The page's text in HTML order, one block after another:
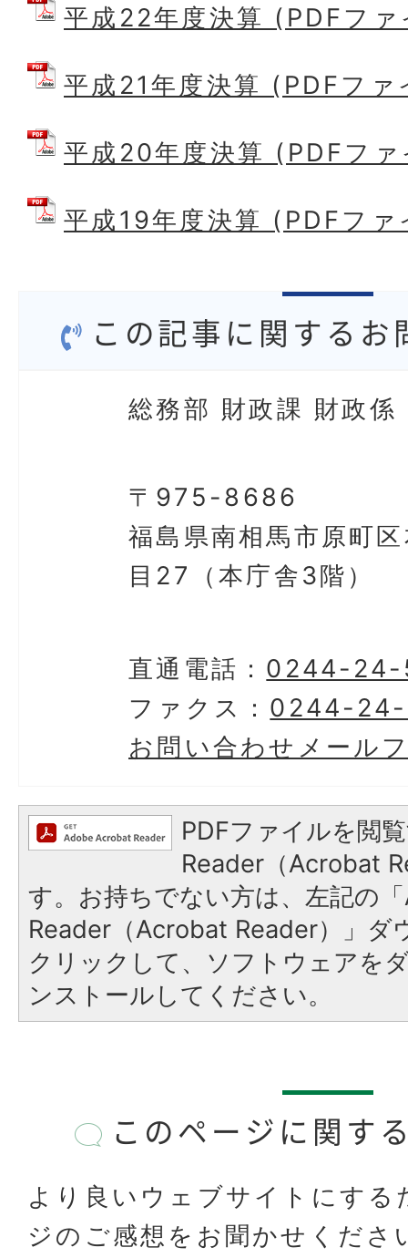
平成22年度決算 (PDFフ
平成21年度決算 (PDFフ
平成20年度決算 (PDFフ
平成19年度決算 (PDFフ
この記事に関するお
総務部 財政課 財政係
〒975-8686
福島県南相馬市原町
目27（本庁舎3階）
直通電話： 0244-
ファクス： 0244-
お問い合わせメール
PDFファイルを閲
Reader（Acrobat
す。お持ちでない方は、左記の
Reader（Acrobat Reader）」ダ
クリックして、ソフトウェアを
ンストールしてください。
このページに関す
より良いウェブサイトにする
ジのご感想をお聞かせくださ